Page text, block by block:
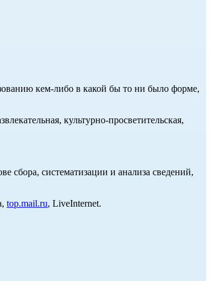
кем-либо в какой бы то ни было форме,
культурно-просветительская,
сбора, систематизации и анализа сведений,
top.mail.ru, LiveInternet.